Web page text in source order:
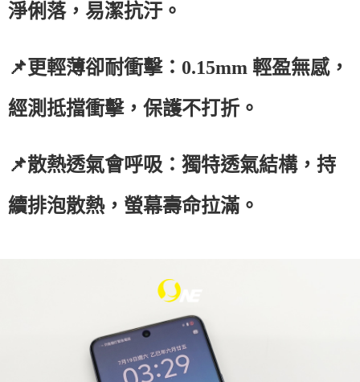
淨俐落，易潔抗汙。
📌更輕薄卻耐衝擊：0.15mm 輕盈無感，
經測抵擋衝擊，保護不打折。
📌散熱透氣會呼吸：獨特透氣結構，持
續排泡散熱，螢幕壽命拉滿。